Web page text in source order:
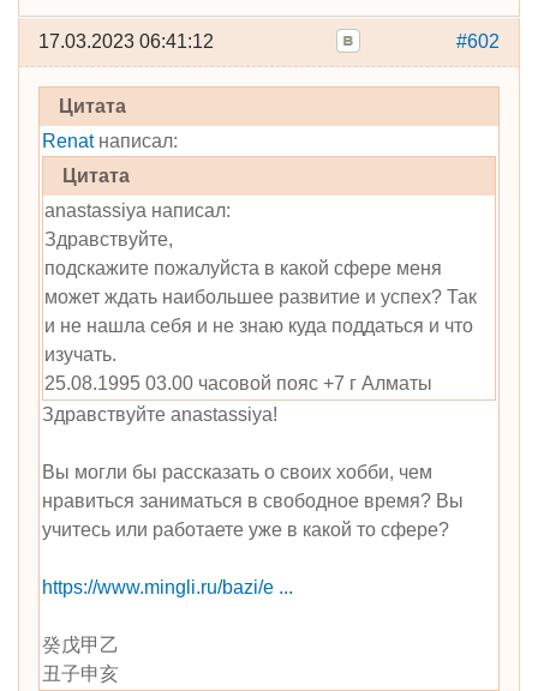
#602
17.03.2023 06:41:12
Цитата
Renatнаписал:
Цитата
anastassiya написал:
Здравствуйте,
подскажите пожалуйста в какой сфере меня
может ждать наибольшее развитие и успех? Так
и не нашла себя и не знаю куда поддаться и что
изучать.
25.08.1995 03.00 часовой пояс +7 г Алматы
Здравствуйте anastassiya!
Вы могли бы рассказать о своих хобби, чем
нравиться заниматься в свободное время? Вы
учитесь или работаете уже в какой то сфере?
https://www.mingli.ru/bazi/e ...
癸戊甲乙
丑子申亥